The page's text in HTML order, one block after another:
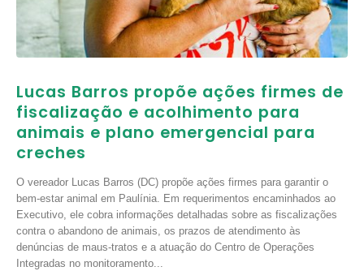
Lucas Barros propõe ações firmes de
fiscalização e acolhimento para
animais e plano emergencial para
creches
O vereador Lucas Barros (DC) propõe ações firmes para garantir o
bem-estar animal em Paulínia. Em requerimentos encaminhados ao
Executivo, ele cobra informações detalhadas sobre as fiscalizações
contra o abandono de animais, os prazos de atendimento às
denúncias de maus-tratos e a atuação do Centro de Operações
Integradas no monitoramento...